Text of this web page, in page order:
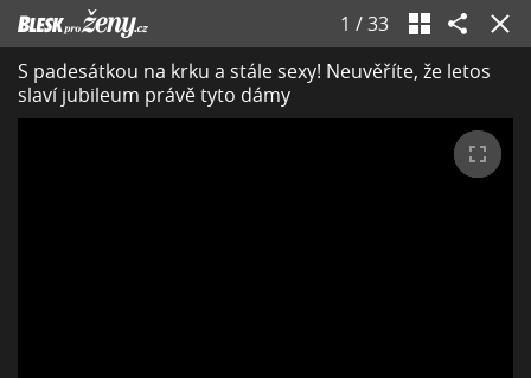
1 /33
S padesátkou na krku a stále sexy! Neuvěříte, že letos
slaví jubileum právě tyto dámy